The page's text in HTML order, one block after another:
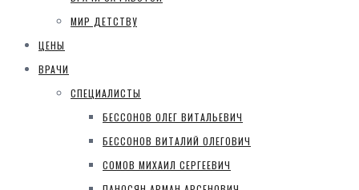
МИР ДЕТСТВУ
ЦЕНЫ
ВРАЧИ
СПЕЦИАЛИСТЫ
БЕССОНОВ ОЛЕГ ВИТАЛЬЕВИЧ
БЕССОНОВ ВИТАЛИЙ ОЛЕГОВИЧ
СОМОВ МИХАИЛ СЕРГЕЕВИЧ